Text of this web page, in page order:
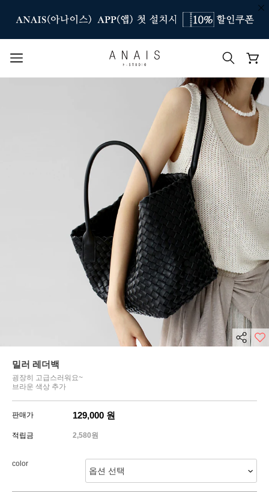
#아나이스 제작
#당일발송 #BEST OF BEST
밀러 레더백
굉장히 고급스러워요~
브라운 색상 추가
판매가 129,000 원
적립금 2,580원
color